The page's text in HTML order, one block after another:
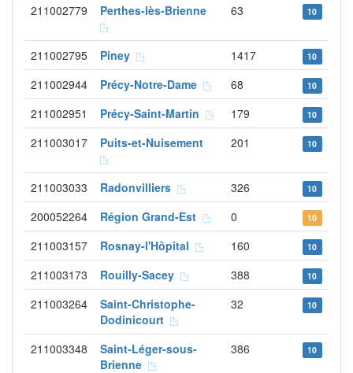
211002779 Perthes-lès-Brienne 63 10
211002795 Piney 1417 10
211002944 Précy-Notre-Dame 68 10
211002951 Précy-Saint-Martin 179 10
211003017 Puits-et-Nuisement 201 10
211003033 Radonvilliers 326 10
200052264 Région Grand-Est 0 10
211003157 Rosnay-l'Hôpital 160 10
211003173 Rouilly-Sacey 388 10
211003264
Saint-Christophe-
Dodinicourt
32 10
211003348
Saint-Léger-sous-
Brienne
386 10